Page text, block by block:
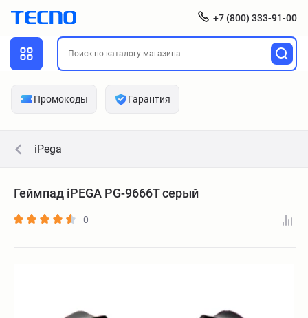
+7 (800) 333-91-00
Промокоды Гарантия
iPega
Геймпад iPEGA PG-9666T серый
0